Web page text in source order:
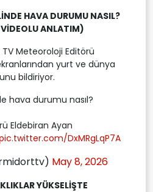
HAVA DURUMU NASIL?
ANLATIM)
Meteoroloji Editörü
yurt ve dünya
bildiriyor.
hava durumu nasıl?
Eldebiran Ayan
DxMRgLqP7A
May 8, 2026
YÜKSELİŞTE